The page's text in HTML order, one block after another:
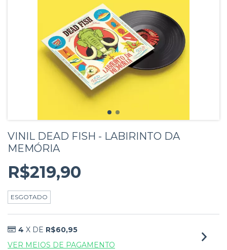
VINIL DEAD FISH - LABIRINTO DA
MEMÓRIA
R$219,90
ESGOTADO
4 X DE R$60,95
VER MEIOS DE PAGAMENTO